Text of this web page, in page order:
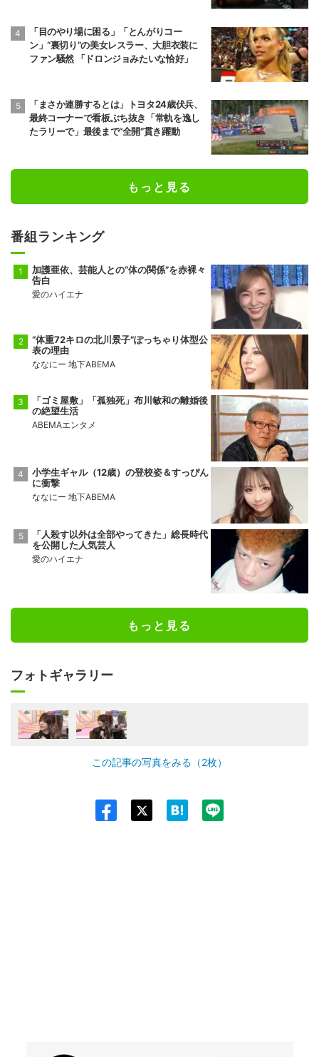
「目のやり場に困る」「とんがりコー
ン」“裏切り”の美女レスラー、大胆衣装に
ファン騒然 「ドロンジョみたいな恰好」
「まさか連勝するとは」トヨタ24歳伏兵、
最終コーナーで看板ぶち抜き「常軌を逸し
たラリーで」最後まで“全開”貫き躍動
もっと見る
番組ランキング
加護亜依、芸能人との“体の関係”を赤裸々
告白
愛のハイエナ
“体重72キロの北川景子”ぽっちゃり体型公
表の理由
ななにー 地下ABEMA
「ゴミ屋敷」「孤独死」布川敏和の離婚後
の絶望生活
ABEMAエンタメ
小学生ギャル（12歳）の登校姿＆すっぴん
に衝撃
ななにー 地下ABEMA
「人殺す以外は全部やってきた」総長時代
を公開した人気芸人
愛のハイエナ
もっと見る
フォトギャラリー
この記事の写真をみる（2枚）